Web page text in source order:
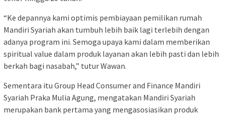
“Ke depannya kami optimis pembiayaan pemilikan rumah
Mandiri Syariah akan tumbuh lebih baik lagi terlebih dengan
adanya program ini. Semoga upaya kami dalam memberikan
spiritual value dalam produk layanan akan lebih pasti dan lebih
berkah bagi nasabah,” tutur Wawan.
Sementara itu Group Head Consumer and Finance Mandiri
Syariah Praka Mulia Agung, mengatakan Mandiri Syariah
merupakan bank pertama yang mengasosiasikan produk